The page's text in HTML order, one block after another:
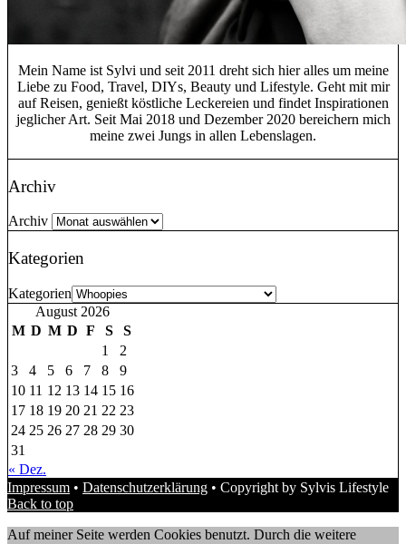
Mein Name ist Sylvi und seit 2011 dreht sich hier alles um meine
Liebe zu Food, Travel, DIYs, Beauty und Lifestyle. Geht mit mir
auf Reisen, genießt köstliche Leckereien und findet Inspirationen
jeglicher Art. Seit Mai 2018 und Dezember 2020 bereichern mich
meine zwei Jungs in allen Lebenslagen.
Archiv
Archiv
Kategorien
Kategorien
August 2026
M D M D F S
S
1
2
3
4 5 6 7 8
9
10 11 12 13 14 15 16
17 18 19 20 21 22 23
24 25 26 27 28 29 30
31
« Dez.
Impressum • Datenschutzerklärung • Copyright by Sylvis Lifestyle
Back to top
Auf meiner Seite werden Cookies benutzt. Durch die weitere